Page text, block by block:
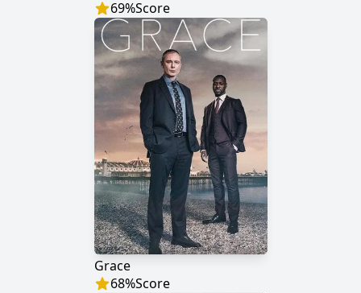
69%Score
Grace
68%Score